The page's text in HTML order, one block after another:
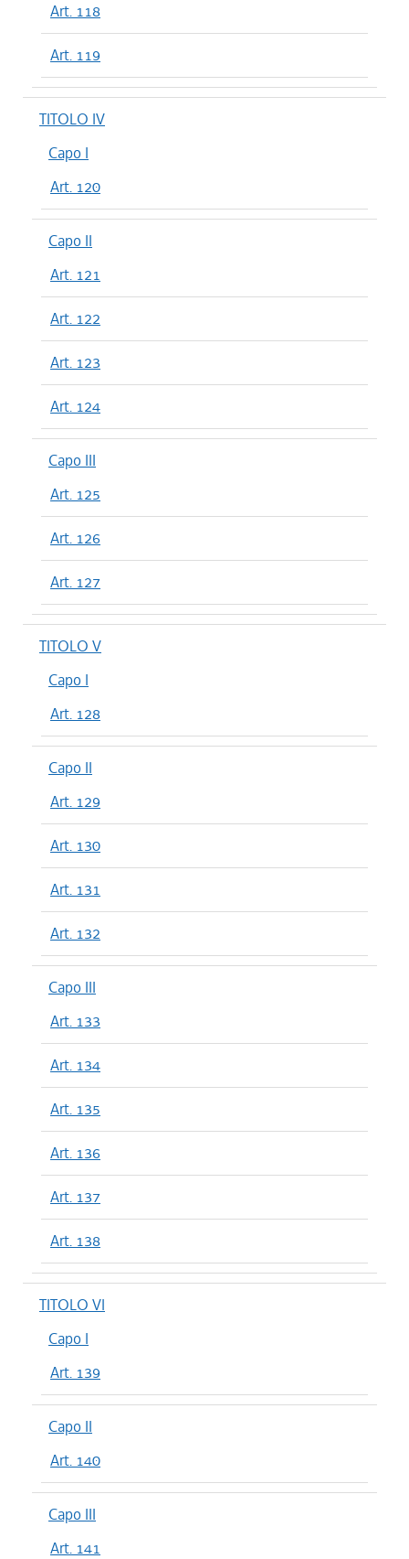
Art. 118
Art. 119
TITOLO IV
Capo I
Art. 120
Capo II
Art. 121
Art. 122
Art. 123
Art. 124
Capo III
Art. 125
Art. 126
Art. 127
TITOLO V
Capo I
Art. 128
Capo II
Art. 129
Art. 130
Art. 131
Art. 132
Capo III
Art. 133
Art. 134
Art. 135
Art. 136
Art. 137
Art. 138
TITOLO VI
Capo I
Art. 139
Capo II
Art. 140
Capo III
Art. 141